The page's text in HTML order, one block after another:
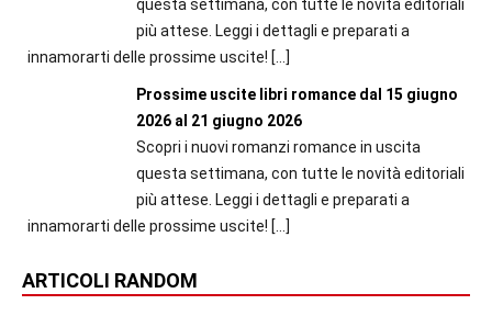
questa settimana, con tutte le novità editoriali
più attese. Leggi i dettagli e preparati a
innamorarti delle prossime uscite! […]
Prossime uscite libri romance dal 15 giugno
2026 al 21 giugno 2026
Scopri i nuovi romanzi romance in uscita
questa settimana, con tutte le novità editoriali
più attese. Leggi i dettagli e preparati a
innamorarti delle prossime uscite! […]
ARTICOLI RANDOM